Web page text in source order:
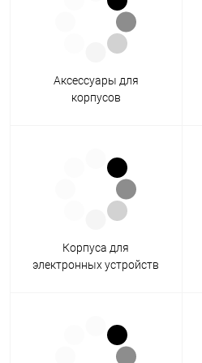
Аксессуары для
корпусов
Корпуса для
электронных устройств